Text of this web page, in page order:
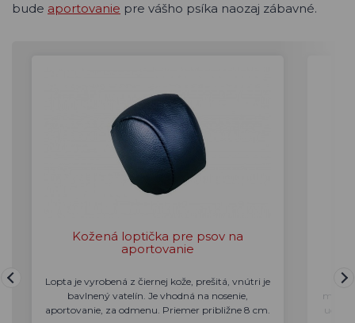
bude aportovanie pre vášho psíka naozaj zábavné.
Kožená loptička pre psov na
aportovanie
Lopta je vyrobená z čiernej kože, prešitá, vnútri je
bavlnený vatelín. Je vhodná na nosenie,
aportovanie, za odmenu. Priemer približne 8 cm.